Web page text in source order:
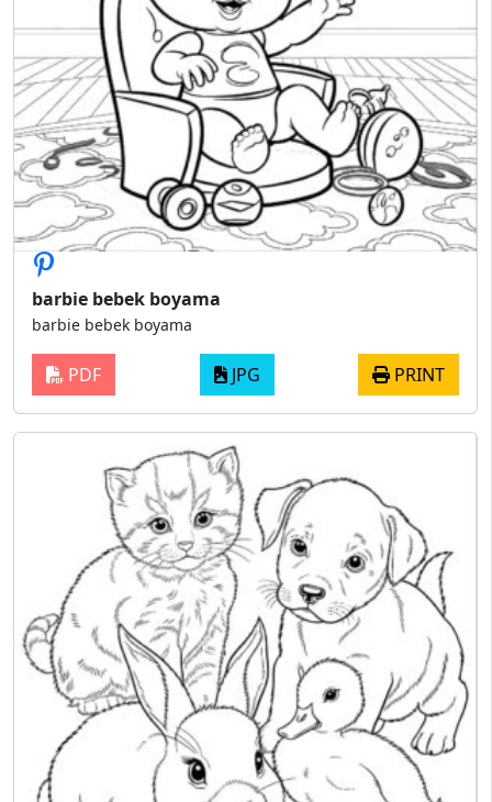
barbie bebek boyama
barbie bebek boyama
PDF JPG PRINT